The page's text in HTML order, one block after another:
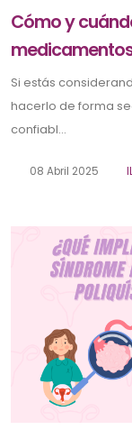
Cómo y
Si estás
hacerlo de forma
confiabl...
08 Abril 2025